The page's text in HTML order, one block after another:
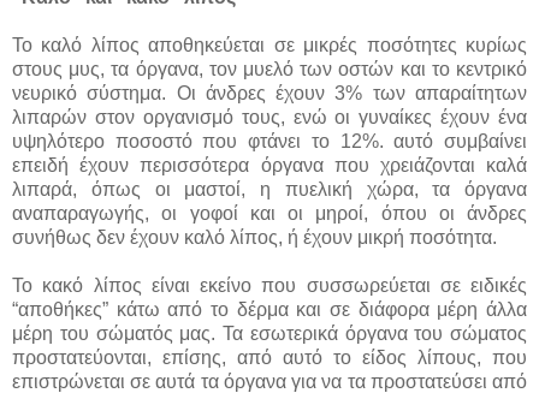
Το καλό λίπος αποθηκεύεται σε μικρές ποσότητες κυρίως
στους μυς, τα όργανα, τον μυελό των οστών και το κεντρικό
νευρικό σύστημα. Οι άνδρες έχουν 3% των απαραίτητων
λιπαρών στον οργανισμό τους, ενώ οι γυναίκες έχουν ένα
υψηλότερο ποσοστό που φτάνει το 12%. αυτό συμβαίνει
επειδή έχουν περισσότερα όργανα που χρειάζονται καλά
λιπαρά, όπως οι μαστοί, η πυελική χώρα, τα όργανα
αναπαραγωγής, οι γοφοί και οι μηροί, όπου οι άνδρες
συνήθως δεν έχουν καλό λίπος, ή έχουν μικρή ποσότητα.
Το κακό λίπος είναι εκείνο που συσσωρεύεται σε ειδικές
“αποθήκες” κάτω από το δέρμα και σε διάφορα μέρη άλλα
μέρη του σώματός μας. Τα εσωτερικά όργανα του σώματος
προστατεύονται, επίσης, από αυτό το είδος λίπους, που
επιστρώνεται σε αυτά τα όργανα για να τα προστατεύσει από